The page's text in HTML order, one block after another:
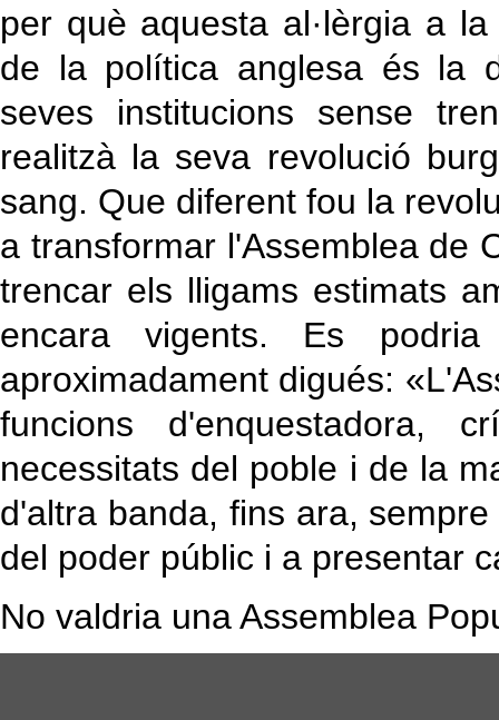
per què aquesta al·lèrgia a
de la política anglesa és la
seves institucions sense
realitzà la seva revolució
sang. Que diferent fou la
a transformar l'Assemblea de
trencar els lligams estimats
encara vigents. Es
aproximadament digués:
funcions d'enquestadora,
necessitats del poble i de la
d'altra banda, fins ara,
del poder públic i a presentar
No valdria una Assemblea